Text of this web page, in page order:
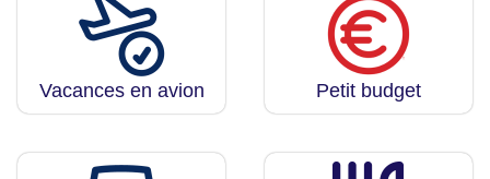
Vacances en avion Petit budget